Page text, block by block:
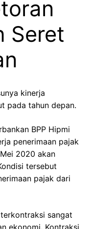
Seret
kinerja
pada tahun depan.
BPP Hipmi
penerimaan pajak
2020 akan
tersebut
pajak dari
sangat